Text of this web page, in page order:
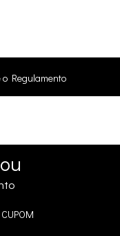
o Regulamento
e Boleto
CUPOM